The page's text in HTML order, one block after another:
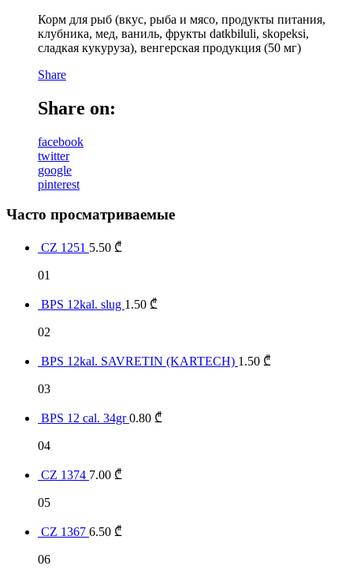
Корм для рыб (вкус, рыба и мясо, продукты питания,
клубника, мед, ваниль, фрукты datkbiluli, skopeksi,
сладкая кукуруза), венгерская продукция (50 мг)
Share
Share on:
facebook
twitter
google
pinterest
Часто просматриваемые
CZ 1251 5.50 ₾
01
BPS 12kal. slug 1.50 ₾
02
BPS 12kal. SAVRETIN (KARTECH) 1.50 ₾
03
BPS 12 cal. 34gr0.80 ₾
04
CZ 1374 7.00 ₾
05
CZ 1367 6.50 ₾
06